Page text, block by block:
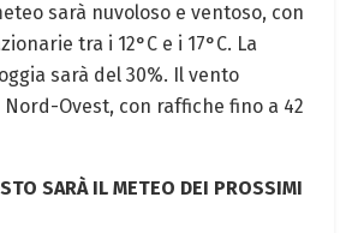
sarà nuvoloso e ventoso, con
tra i 12°C e i 17°C. La
sarà del 30%. Il vento
Ovest, con raffiche fino a 42
SARÀ IL METEO DEI PROSSIMI